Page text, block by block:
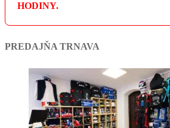
HODINY.
PREDAJŇA TRNAVA